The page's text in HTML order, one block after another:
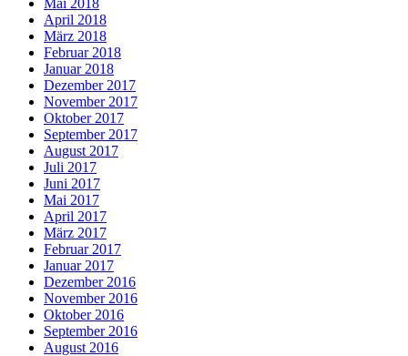
April 2018
März 2018
Februar 2018
Januar 2018
Dezember 2017
November 2017
Oktober 2017
September 2017
August 2017
Juli 2017
Juni 2017
Mai 2017
April 2017
März 2017
Februar 2017
Januar 2017
Dezember 2016
November 2016
Oktober 2016
September 2016
August 2016